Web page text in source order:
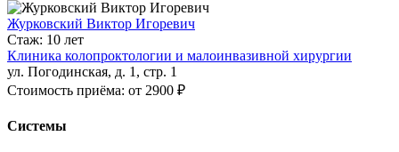
Журковский Виктор Игоревич
Стаж: 10 лет
Клиника колопроктологии и малоинвазивной хирургии
ул. Погодинская, д. 1, стр. 1
Стоимость приёма: от 2900 ₽
Системы